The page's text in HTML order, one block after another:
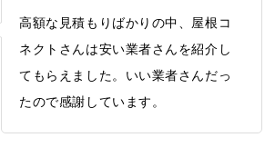
高額な見積もりばかりの中、屋根コ
ネクトさんは安い業者さんを紹介し
てもらえました。いい業者さんだっ
たので感謝しています。